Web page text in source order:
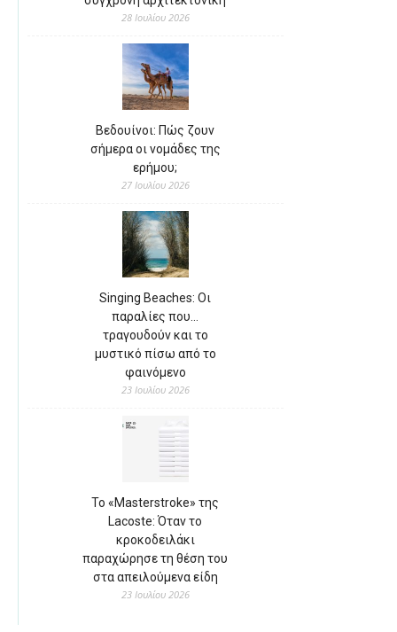
28 Ιουλίου 2026
Βεδουίνοι: Πώς ζουν
σήμερα οι νομάδες της
ερήμου;
27 Ιουλίου 2026
Singing Beaches: Οι
παραλίες που…
τραγουδούν και το
μυστικό πίσω από το
φαινόμενο
23 Ιουλίου 2026
Το «Masterstroke» της
Lacoste: Όταν το
κροκοδειλάκι
παραχώρησε τη θέση του
στα απειλούμενα είδη
23 Ιουλίου 2026